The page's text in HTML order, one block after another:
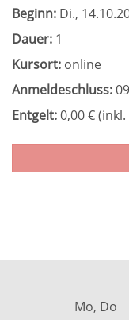
Beginn: Di.,
Dauer: 1
Kursort: online
Anmeldeschluss:
Entgelt:0,00 € (inkl.
Mo,